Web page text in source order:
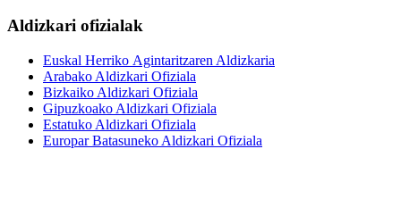
Aldizkari ofizialak
Euskal Herriko Agintaritzaren Aldizkaria
Arabako Aldizkari Ofiziala
Bizkaiko Aldizkari Ofiziala
Gipuzkoako Aldizkari Ofiziala
Estatuko Aldizkari Ofiziala
Europar Batasuneko Aldizkari Ofiziala